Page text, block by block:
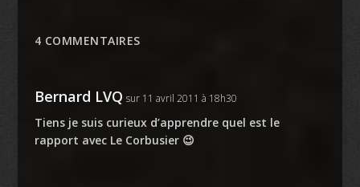
4 COMMENTAIRES
Bernard LVQ sur 11 avril 2011 à 18h30
Tiens je suis curieux d’apprendre quel est le
rapport avec Le Corbusier 😉